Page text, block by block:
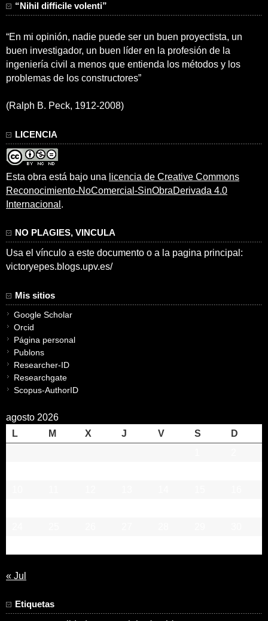
“Nihil difficile volenti”
“En mi opinión, nadie puede ser un buen proyectista, un
buen investigador, un buen líder en la profesión de la
ingeniería civil a menos que entienda los métodos y los
problemas de los constructores”
(Ralph B. Peck, 1912-2008)
LICENCIA
Esta obra está bajo una licencia de Creative Commons
Reconocimiento-NoComercial-SinObraDerivada 4.0
Internacional .
NO PLAGIES, VINCULA
Usa el vínculo a este documento o a la pagina principal:
victoryepes.blogs.upv.es/
Mis sitios
Google Scholar
Orcid
Página personal
Publons
Researcher-ID
Researchgate
Scopus-AuthorID
agosto 2026
L
M X J V S
D
« Jul
Etiquetas